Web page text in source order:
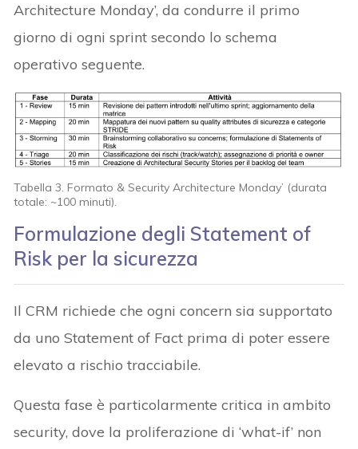
Architecture Monday’, da condurre il primo
giorno di ogni sprint secondo lo schema
operativo seguente.
Tabella 3. Formato & Security Architecture Monday’ (durata
totale: ~100 minuti).
Formulazione degli Statement of
Risk per la sicurezza
Il CRM richiede che ogni concern sia supportato
da uno Statement of Fact prima di poter essere
elevato a rischio tracciabile.
Questa fase è particolarmente critica in ambito
security, dove la proliferazione di ‘what-if’ non